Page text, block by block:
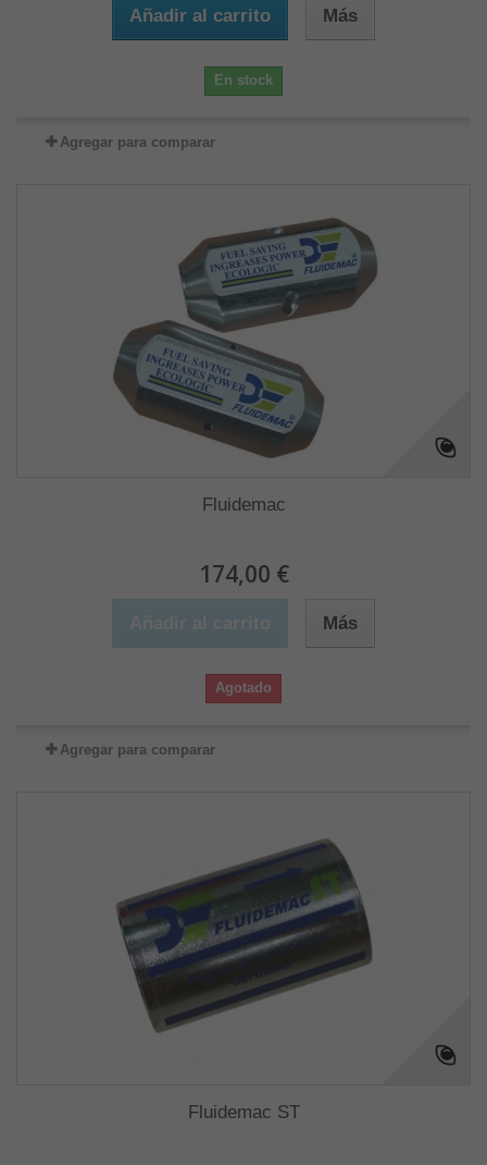
Añadir al carrito Más
En stock
Agregar para comparar
Fluidemac
174,00 €
Más
Agotado
Agregar para comparar
Fluidemac ST